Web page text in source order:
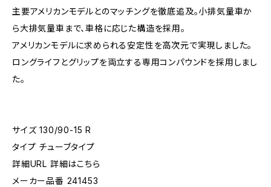
主要アメリカンモデルとのマッチングを徹底追及。小排気量車か
ら大排気量車まで、車格に応じた構造を採用。
アメリカンモデルに求められる安定性を高次元で実現しました。
ロングライフとグリップを両立する専用コンパウンドを採用しまし
た。
サイズ 130/90-15 R
タイプ チューブタイプ
詳細URL 詳細はこちら
メーカー品番 241453